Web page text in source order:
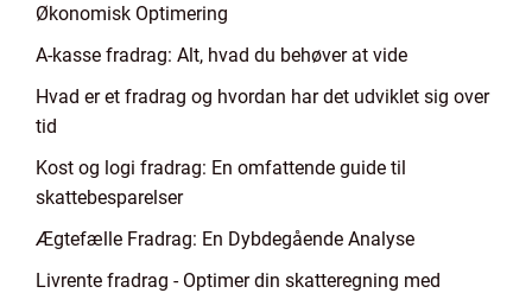
Økonomisk Optimering
A-kasse fradrag: Alt, hvad du behøver at vide
Hvad er et fradrag og hvordan har det udviklet sig over
tid
Kost og logi fradrag: En omfattende guide til
skattebesparelser
Ægtefælle Fradrag: En Dybdegående Analyse
Livrente fradrag - Optimer din skatteregning med